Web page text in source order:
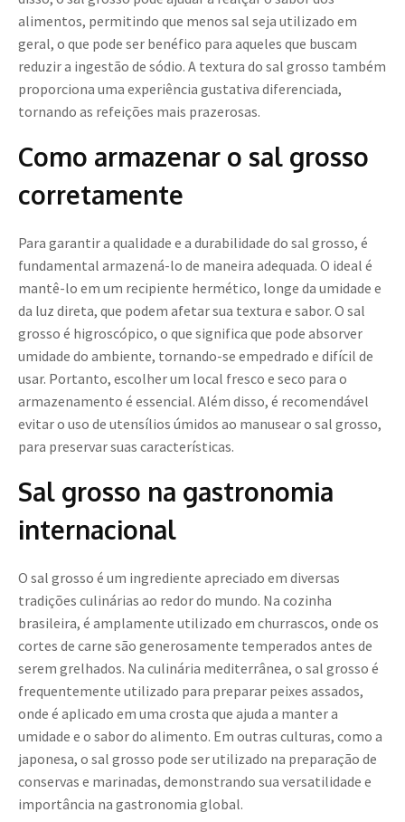
alimentos, permitindo que menos sal seja utilizado em
geral, o que pode ser benéfico para aqueles que buscam
reduzir a ingestão de sódio. A textura do sal grosso também
proporciona uma experiência gustativa diferenciada,
tornando as refeições mais prazerosas.
Como armazenar o sal grosso
corretamente
Para garantir a qualidade e a durabilidade do sal grosso, é
fundamental armazená-lo de maneira adequada. O ideal é
mantê-lo em um recipiente hermético, longe da umidade e
da luz direta, que podem afetar sua textura e sabor. O sal
grosso é higroscópico, o que significa que pode absorver
umidade do ambiente, tornando-se empedrado e difícil de
usar. Portanto, escolher um local fresco e seco para o
armazenamento é essencial. Além disso, é recomendável
evitar o uso de utensílios úmidos ao manusear o sal grosso,
para preservar suas características.
Sal grosso na gastronomia
internacional
O sal grosso é um ingrediente apreciado em diversas
tradições culinárias ao redor do mundo. Na cozinha
brasileira, é amplamente utilizado em churrascos, onde os
cortes de carne são generosamente temperados antes de
serem grelhados. Na culinária mediterrânea, o sal grosso é
frequentemente utilizado para preparar peixes assados,
onde é aplicado em uma crosta que ajuda a manter a
umidade e o sabor do alimento. Em outras culturas, como a
japonesa, o sal grosso pode ser utilizado na preparação de
conservas e marinadas, demonstrando sua versatilidade e
importância na gastronomia global.